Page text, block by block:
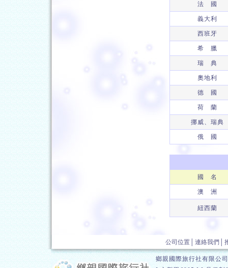
法 國
義大利
西班牙
希 臘
瑞 典
奧地利
德 國
荷 蘭
挪威、瑞典
俄 國
國 名
澳 洲
紐西蘭
公司位置 連絡我們
鄉親國際旅行社有限